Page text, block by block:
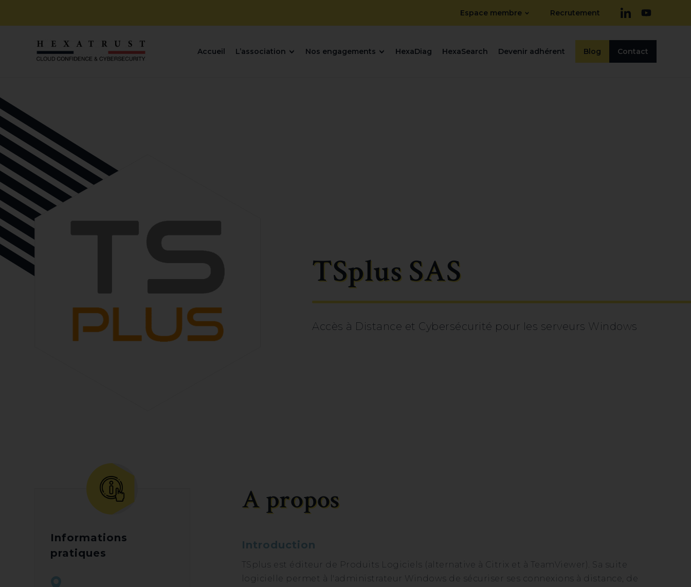
Espace membre Recrutement
Accueil L’association Nos engagements HexaDiag HexaSearch Devenir adhérent Blog Contact
TSplus SAS
Accès à Distance et Cybersécurité pour les serveurs Windows
Informations
pratiques
A propos
Introduction
TSplus est éditeur de Produits Logiciels (alternative à Citrix et à TeamViewer). Sa suite
logicielle permet à l'administrateur Windows de sécuriser ses connexions à distance, de